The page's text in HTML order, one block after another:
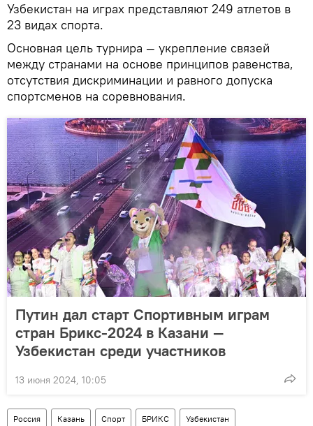
Узбекистан на играх представляют 249 атлетов в
23 видах спорта.
Основная цель турнира — укрепление связей
между странами на основе принципов равенства,
отсутствия дискриминации и равного допуска
спортсменов на соревнования.
Путин дал старт Спортивным играм
стран Брикс-2024 в Казани —
Узбекистан среди участников
13 июня 2024, 10:05
Россия Казань Спорт БРИКС Узбекистан